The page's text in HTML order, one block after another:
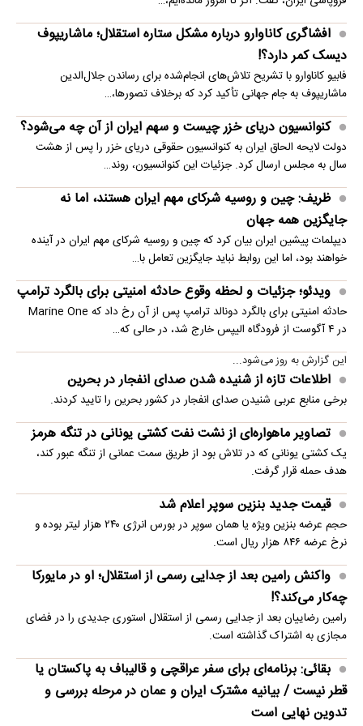
افشاگری کاناوارو درباره مشکل ستاره استقلال؛ ماشاریپوف
دیسک کمر دارد؟!
فابیو کاناوارو با تشریح تلاش‌های انجام‌شده برای رساندن جلال‌الدین
ماشاریپوف به جام جهانی تأکید کرد که برخلاف تصورها،…
کنوانسیون دریای خزر چیست و سهم ایران از آن چه می‌شود؟
دولت لایحه الحاق ایران به کنوانسیون حقوقی دریای خزر را پس از هشت
سال به مجلس ارسال کرد. جزئیات این کنوانسیون، روند…
ظریف: چین و روسیه شرکای مهم ایران هستند، اما نه
جایگزین همه جهان
دیپلمات پیشین ایران بیان کرد که چین و روسیه شرکای مهم ایران در آینده
خواهند بود، اما این روابط نباید جایگزین تعامل با…
ویدئو؛ جزئیات و لحظه وقوع حادثه امنیتی برای بالگرد ترامپ
حادثه امنیتی برای بالگرد دونالد ترامپ پس از آن رخ داد که Marine One
در ۴ آگوست از فرودگاه الیپس خارج شد، در حالی که…
این گزارش به روز می‌شود...
اطلاعات تازه از شنیده شدن صدای انفجار در بحرین
برخی منابع عربی شنیدن صدای انفجار در کشور بحرین را تایید کردند.
تصاویر ماهواره‌ای از نشت نفت کشتی یونانی در تنگه هرمز
یک کشتی یونانی که در تلاش بود از طریق سمت عمانی از تنگه عبور کند،
هدف حمله قرار گرفت.
قیمت جدید بنزین سوپر اعلام شد
حجم عرضه بنزین ویژه یا همان سوپر در بورس انرژی ۲۴۰ هزار لیتر بوده و
نرخ عرضه ۸۴۶ هزار ریال است.
واکنش رامین بعد از جدایی رسمی از استقلال؛ او در مایورکا
چه‌کار می‌کند؟!
رامین رضاییان بعد از جدایی رسمی از استقلال استوری جدیدی را در فضای
مجازی به اشتراک گذاشته است.
بقائی: برنامه‌ای برای سفر عراقچی و قالیباف به پاکستان یا
قطر نیست / بیانیه مشترک ایران و عمان در مرحله بررسی و
تدوین نهایی است